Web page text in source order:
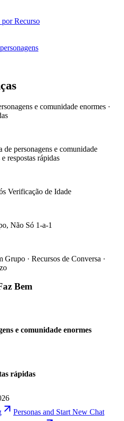
por Recurso
e comunidade enormes ·
personagens e comunidade
respostas rápidas
Verificação de Idade
Não Só 1-a-1
Grupo · Recursos de Conversa ·
Bem
e comunidade enormes
rápidas
Personas and Start New Chat